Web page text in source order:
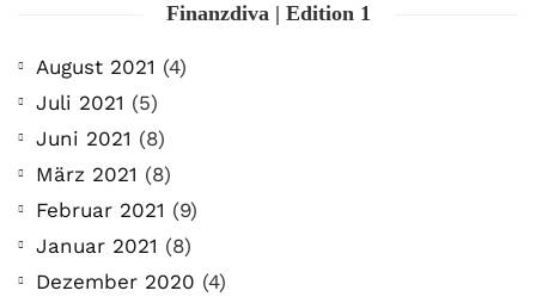
Finanzdiva | Edition 1
August 2021 (4)
Juli 2021 (5)
Juni 2021 (8)
März 2021 (8)
Februar 2021 (9)
Januar 2021 (8)
Dezember 2020 (4)